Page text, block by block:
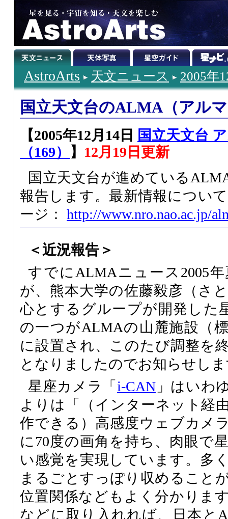
AstroArts 天文ニュース 2005年
国立天文台のALMA（アル
【2005年12月14日
国立天文台
（169）
】 12月19日更新
国立天文台が進めている
報告します。最新情報につい
ージ： http://www.nro.nao.ac.jp/
＜近況報告＞
すでにALMAニュース2005
が、熊本大学の佐藤毅彦（さ
心とするグループが開発した
の一つがALMAの山麓施設（
に設置され、このたび調整を
となりましたのでお知らせし
星座カメラ「 i-CAN」はいわ
よりは「（インターネット経
作できる）高感度ウェブカメ
に70度の画角を持ち、肉眼で
い感覚を実現しています。多
まるごとすっぽり収めること
位置関係などもよく分かりま
などに取り入れれば、日本と